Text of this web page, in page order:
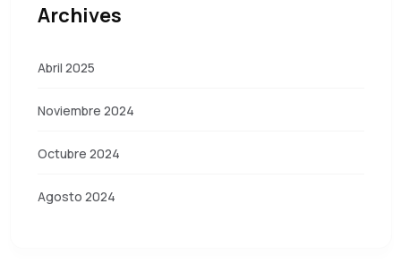
Archives
Abril 2025
Noviembre 2024
Octubre 2024
Agosto 2024